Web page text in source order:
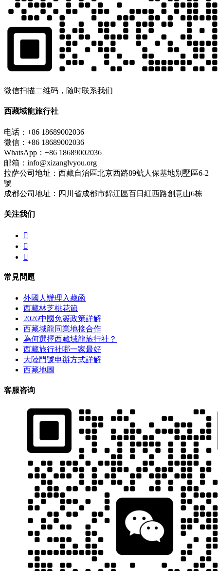
微信扫描二维码，随时联系我们
西藏域龍旅行社
电话：+86 18689002036
微信：+86 18689002036
WhatsApp：+86 18689002036
邮箱：info@xizanglvyou.org
拉萨公司地址：西藏自治區北京西路89號人保基地別墅區6-2
號
成都公司地址：四川省成都市錦江區百日紅西路創意山6栋
关注我们



常見問題
外國人辦理入藏函
西藏林芝桃花節
2026中國免簽政策詳解
西藏域龍同業地接合作
為何選擇西藏域龍旅行社？
西藏旅行社哪一家最好
大陸門號申辦方式詳解
西藏地圖
客服咨询